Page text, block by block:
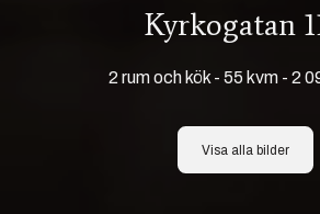
Kyrkogatan
2 rum och kök - 55 kvm - 2
Visa alla bilder